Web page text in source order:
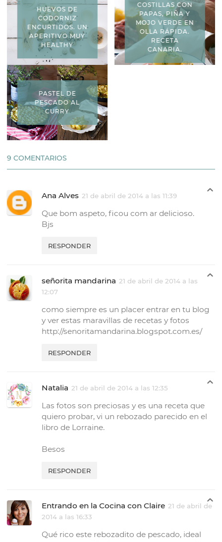
HUEVOS DE
CODORNIZ
ENCURTIDOS. UN
APERITIVO MUY
HEALTHY
COSTILLAS CON
PAPAS, PIÑA Y
MOJO VERDE EN
OLLA RÁPIDA.
RECETA
CANARIA.
PASTEL DE
PESCADO AL
CURRY
9 COMENTARIOS
Ana Alves 21 de abril de 2014 a las 11:39
Que bom aspeto, ficou com ar delicioso.
Bjs
RESPONDER
señorita mandarina 21 de abril de 2014 a las
12:07
como siempre es un placer entrar en tu blog
y ver estas maravillas de recetas y fotos
http://senoritamandarina.blogspot.com.es/
RESPONDER
Natalia 21 de abril de 2014 a las 12:35
Las fotos son preciosas y es una receta que
quiero probar, vi un rebozado parecido en el
libro de Lorraine.
Besos
RESPONDER
Entrando en la Cocina con Claire 21 de abril de
2014 a las 16:33
Qué rico este rebozadito de pescado, ideal